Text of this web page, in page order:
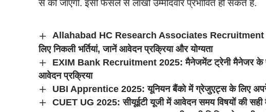
से की जाएगी. इसी फैसले से लाखों उम्मीदवार प्रभावित हो सकते हैं.
Allahabad HC Research Associates Recruitment
लिए निकली भर्तियां, जानें आवेदन प्रक्रिया और योग्यता
EXIM Bank Recruitment 2025: मैनेजमेंट ट्रेनी मैनेजर के पद
आवेदन प्रक्रिया
UBI Apprentice 2025: यूनियन बैंको में ग्रेजुएट्स के लिए
CUET UG 2025: सीयूईटी यूजी में आवेदन समय विषयों की सही